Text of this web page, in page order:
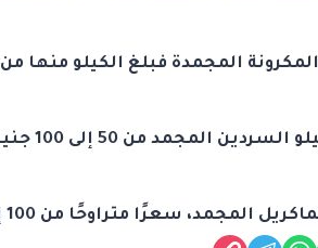
المجمدة فبلغ الكيلو منها من 30 إلى 60 جنيهًا.
المجمد من 50 إلى 100 جنيه.
المجمد، سعرًا متراوحًا من 100 إلى 140 جنيهًا.